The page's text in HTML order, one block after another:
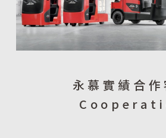
永慕實績合作